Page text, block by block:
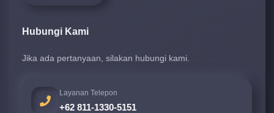
Hubungi Kami
Jika ada pertanyaan, silakan hubungi kami.
Layanan Telepon
+62 811-1330-5151